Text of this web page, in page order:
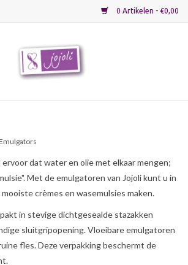
0 Artikelen - €0,00
dat water en olie met elkaar mengen;
Met de emulgatoren van Jojoli kunt u in
crèmes en wasemulsies maken.
in stevige dichtgesealde stazakken
sluitgripopening. Vloeibare emulgatoren
fles. Deze verpakking beschermt de